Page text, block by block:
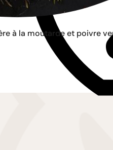
à la moutarde et poivre